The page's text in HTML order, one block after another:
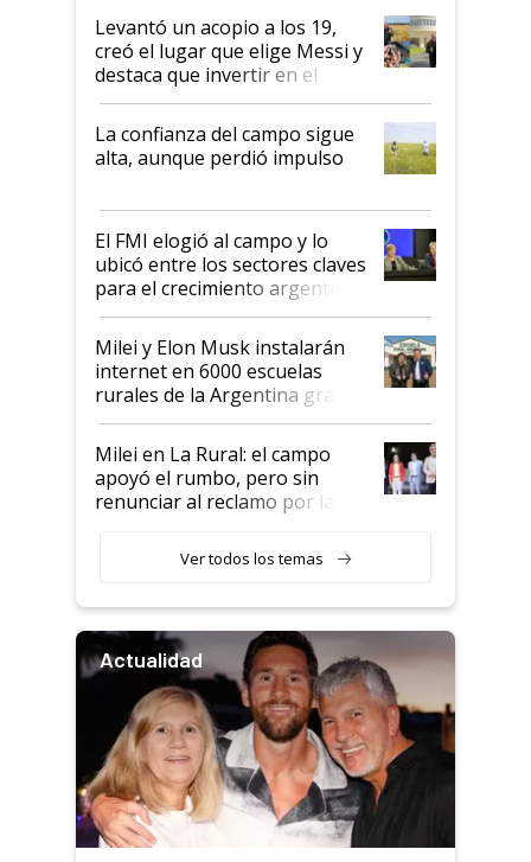
Levantó un acopio a los 19,
creó el lugar que elige Messi y
destaca que invertir en el
kirchnerismo era como "darle
plata a un hijo para droga":
Juan Félix Rossetti, el libertario
que de una dura crisis salió
de Milei
La confianza del campo sigue
alta, aunque perdió impulso
El FMI elogió al campo y lo
ubicó entre los sectores claves
para el crecimiento argentino
Milei y Elon Musk instalarán
internet en 6000 escuelas
rurales de la Argentina gracias
a un acuerdo con Starlink
Milei en La Rural: el campo
apoyó el rumbo, pero sin
renunciar al reclamo por las
Ver todos los temas
Actualidad